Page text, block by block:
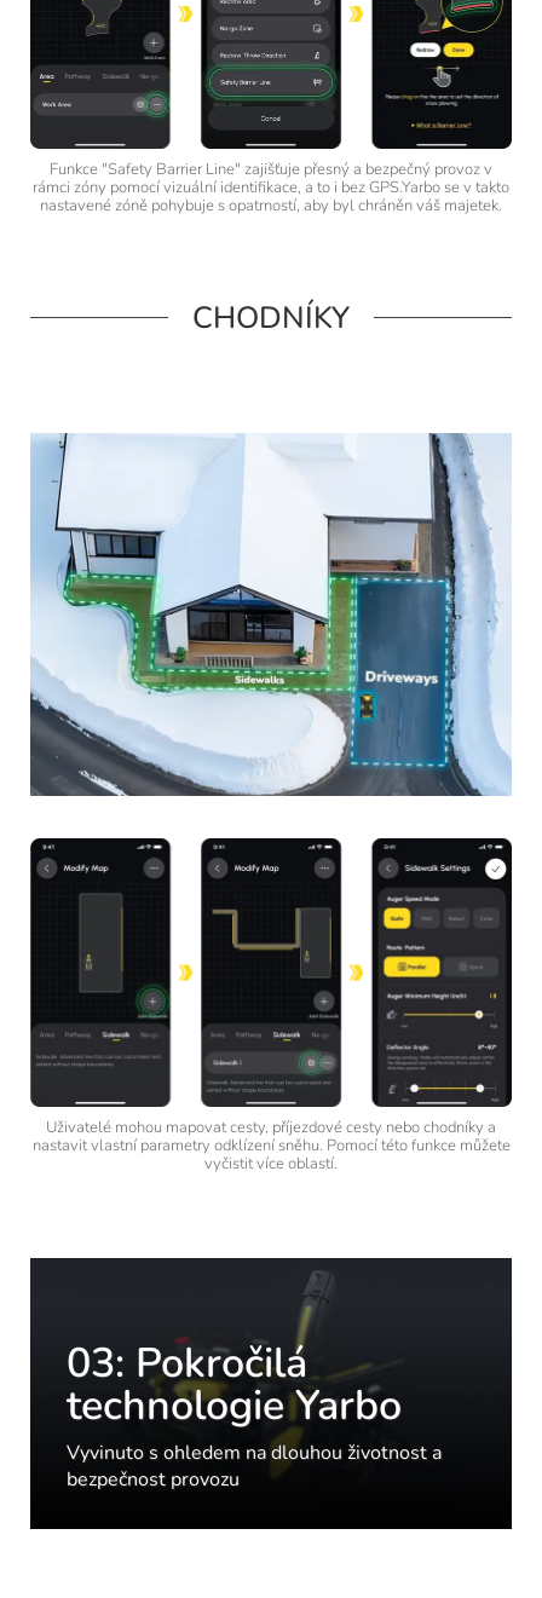
Funkce "Safety Barrier Line" zajišťuje přesný a bezpečný provoz v
rámci zóny pomocí vizuální identifikace, a to i bez GPS.Yarbo se v takto
nastavené zóně pohybuje s opatrností, aby byl chráněn váš majetek.
CHODNÍKY
Uživatelé mohou mapovat cesty, příjezdové cesty nebo chodníky a
nastavit vlastní parametry odklízení sněhu. Pomocí této funkce můžete
vyčistit více oblastí.
03: Pokročilá
technologie Yarbo
Vyvinuto s ohledem na dlouhou životnost a
bezpečnost provozu